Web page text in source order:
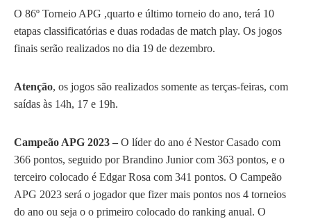
O 86º Torneio APG ,quarto e último torneio do ano, terá 10
etapas classificatórias e duas rodadas de match play. Os jogos
finais serão realizados no dia 19 de dezembro.
Atenção, os jogos são realizados somente as terças-feiras, com
saídas às 14h, 17 e 19h.
Campeão APG 2023 – O líder do ano é Nestor Casado com
366 pontos, seguido por Brandino Junior com 363 pontos, e o
terceiro colocado é Edgar Rosa com 341 pontos. O Campeão
APG 2023 será o jogador que fizer mais pontos nos 4 torneios
do ano ou seja o o primeiro colocado do ranking anual. O